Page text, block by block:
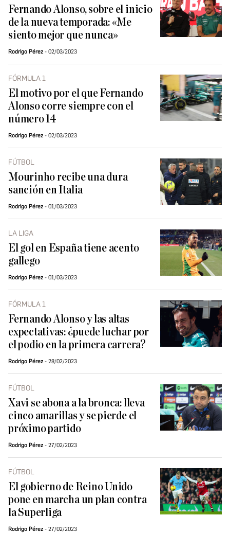
Fernando Alonso, sobre el inicio
de la nueva temporada: «Me
siento mejor que nunca»
Rodrigo Pérez 02/03/2023
FÓRMULA 1
El motivo por el que Fernando
Alonso corre siempre con el
número 14
Rodrigo Pérez 02/03/2023
FÚTBOL
Mourinho recibe una dura
sanción en Italia
Rodrigo Pérez 01/03/2023
LA LIGA
El gol en España tiene acento
gallego
Rodrigo Pérez 01/03/2023
FÓRMULA 1
Fernando Alonso y las altas
expectativas: ¿puede luchar por
el podio en la primera carrera?
Rodrigo Pérez 28/02/2023
FÚTBOL
Xavi se abona a la bronca: lleva
cinco amarillas y se pierde el
próximo partido
Rodrigo Pérez 27/02/2023
FÚTBOL
El gobierno de Reino Unido
pone en marcha un plan contra
la Superliga
Rodrigo Pérez 27/02/2023